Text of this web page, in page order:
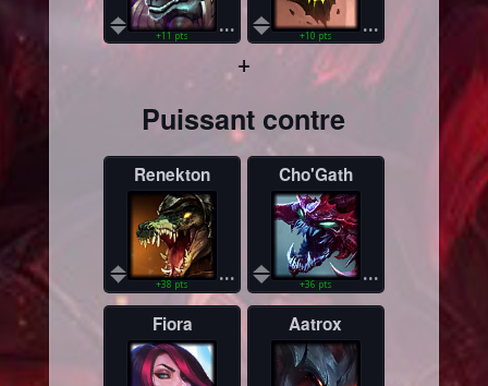
...
+11 pts ...
+10 pts
+
Puissant contre
Renekton
...
+38 pts
Cho'Gath
...
+36 pts
Fiora Aatrox